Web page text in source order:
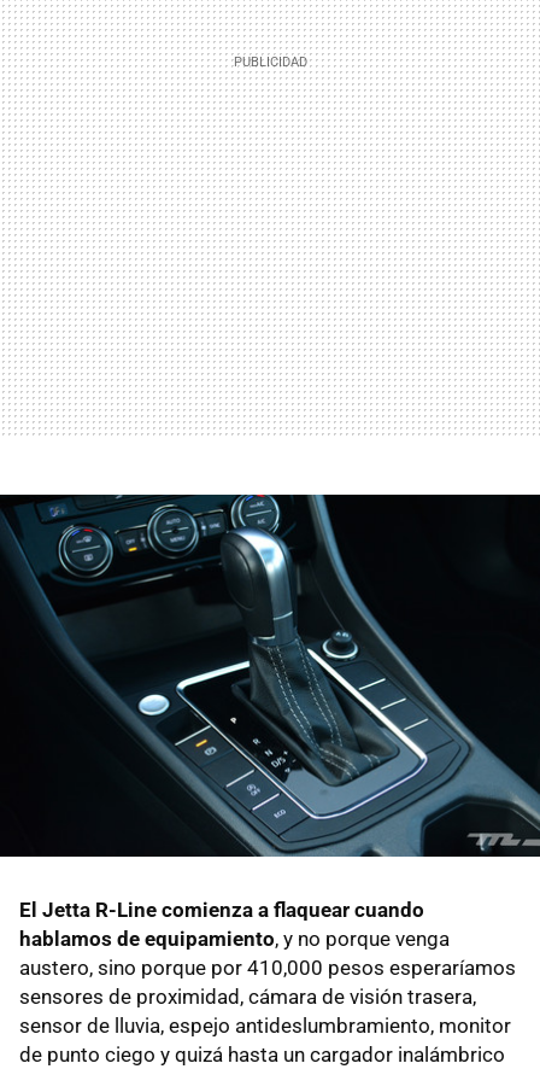
El Jetta R-Line comienza a flaquear cuando
hablamos de equipamiento, y no porque venga
austero, sino porque por 410,000 pesos esperaríamos
sensores de proximidad, cámara de visión trasera,
sensor de lluvia, espejo antideslumbramiento, monitor
de punto ciego y quizá hasta un cargador inalámbrico